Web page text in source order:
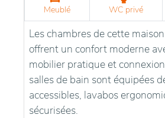
Meublé WC privé
Les chambres de cette
offrent un confort moderne
mobilier pratique et
salles de bain sont équipées
accessibles, lavabos
sécurisées.